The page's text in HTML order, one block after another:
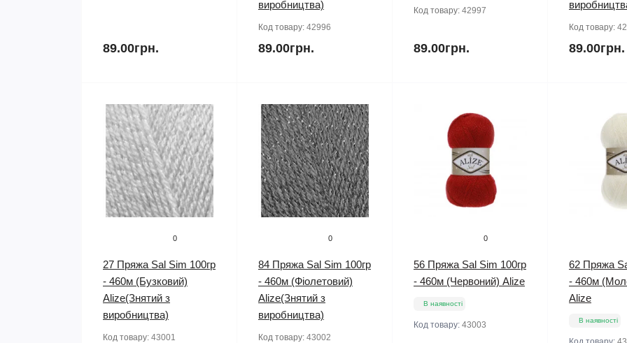
89.00грн.
виробництва)
Код товару: 42996
89.00грн.
Код товару: 42997
89.00грн.
Код товару:
89.00грн.
0
27 Пряжа Sal Sim 100гр
- 460м (Бузковий)
Alize(Знятий з
виробництва)
Код товару: 43001
0
84 Пряжа Sal Sim 100гр
- 460м (Фіолетовий)
Alize(Знятий з
виробництва)
Код товару: 43002
0
56 Пряжа Sal Sim 100гр
- 460м (Червоний) Alize
В наявності
Код товару: 43003
62 Пряжа
- 460м
Alize
В наявності